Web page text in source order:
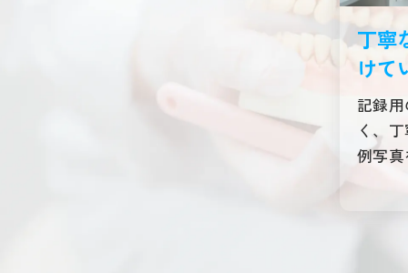
丁寧
けて
記録
く、
例写